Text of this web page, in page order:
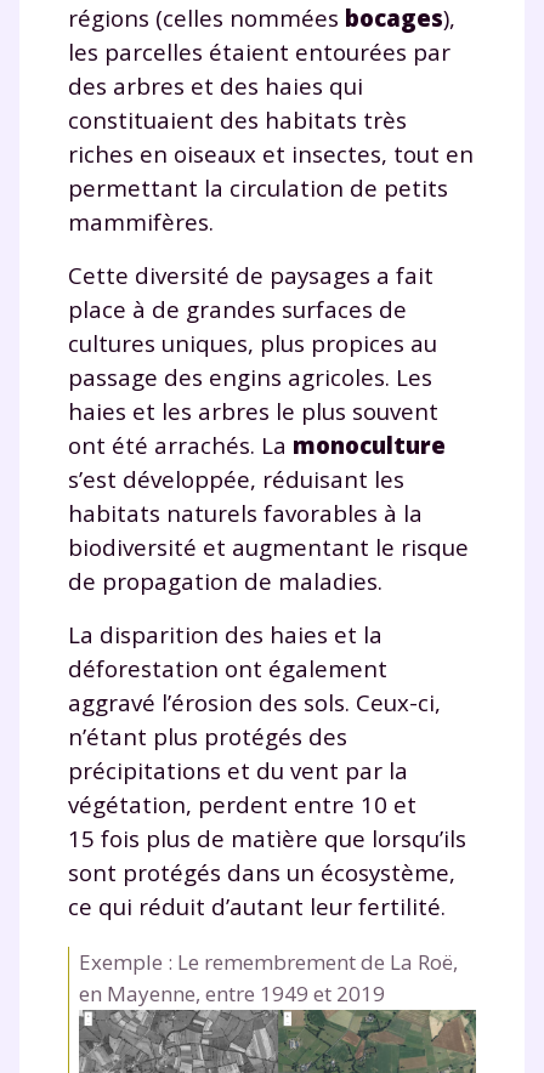
régions (celles nommées bocages),
les parcelles étaient entourées par
des arbres et des haies qui
constituaient des habitats très
riches en oiseaux et insectes, tout en
permettant la circulation de petits
mammifères.
Cette diversité de paysages a fait
place à de grandes surfaces de
cultures uniques, plus propices au
passage des engins agricoles. Les
haies et les arbres le plus souvent
ont été arrachés. La monoculture
s’est développée, réduisant les
habitats naturels favorables à la
biodiversité et augmentant le risque
de propagation de maladies.
La disparition des haies et la
déforestation ont également
aggravé l’érosion des sols. Ceux-ci,
n’étant plus protégés des
précipitations et du vent par la
végétation, perdent entre 10 et
15 fois plus de matière que lorsqu’ils
sont protégés dans un écosystème,
ce qui réduit d’autant leur fertilité.
Exemple : Le remembrement de La Roë,
en Mayenne, entre 1949 et 2019